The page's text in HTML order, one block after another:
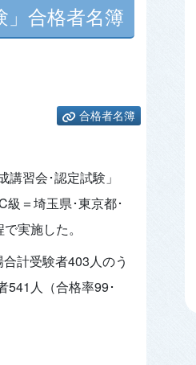
」合格者名簿
合格者名簿
習会･認定試験」
＝埼玉県･東京都･
実施した。
計受験者403人のう
541人（合格率99･